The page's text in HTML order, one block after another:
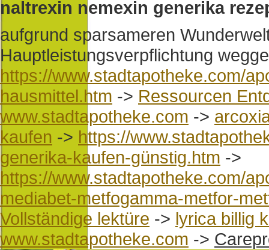
naltrexin nemexin generika
aufgrund sparsameren
Hauptleistungsverpflichtung
https://www.stadtapotheke.com/
hausmittel.htm -> Ressourcen
www.stadtapotheke.com ->
kaufen -> https://
generika-kaufen-günstig.htm ->
https://www.stadtapotheke.com/
mediabet-metfogamma-metfor-
Vollständige lektüre -> lyrica billig
www.stadtapotheke.com ->